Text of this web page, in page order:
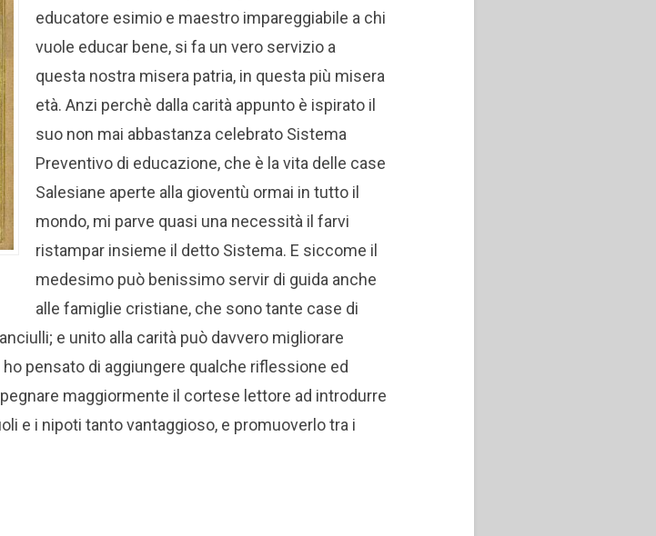
educatore esimio e maestro impareggiabile a chi
vuole educar bene, si fa un vero servizio a
questa nostra misera patria, in questa più misera
età. Anzi perchè dalla carità appunto è ispirato il
suo non mai abbastanza celebrato Sistema
Preventivo di educazione, che è la vita delle case
Salesiane aperte alla gioventù ormai in tutto il
mondo, mi parve quasi una necessità il farvi
ristampar insieme il detto Sistema. E siccome il
medesimo può benissimo servir di guida anche
alle famiglie cristiane, che sono tante case di
e unito alla carità può davvero migliorare
pensato di aggiungere qualche riflessione ed
maggiormente il cortese lettore ad introdurre
e i nipoti tanto vantaggioso, e promuoverlo tra i